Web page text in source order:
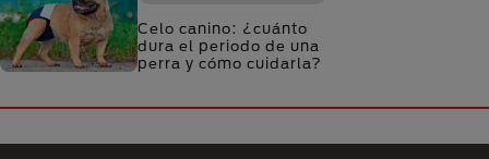
Celo canino: ¿cuánto
dura el periodo de una
perra y cómo cuidarla?